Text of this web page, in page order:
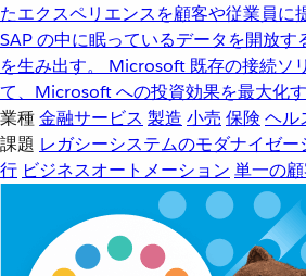
たエクスペリエンスを顧客や従業員に
SAP の中に眠っているデータを開放す
を生み出す。
Microsoft 既存の接続ソ
て、Microsoft への投資効果を最大化す
業種金融サービス 製造 小売 保険 ヘル
課題 レガシーシステムのモダナイゼー
行 ビジネスオートメーション 単一の